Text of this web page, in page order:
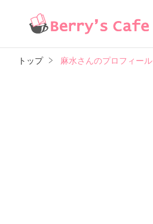
トップ 麻水さんのプロフィール